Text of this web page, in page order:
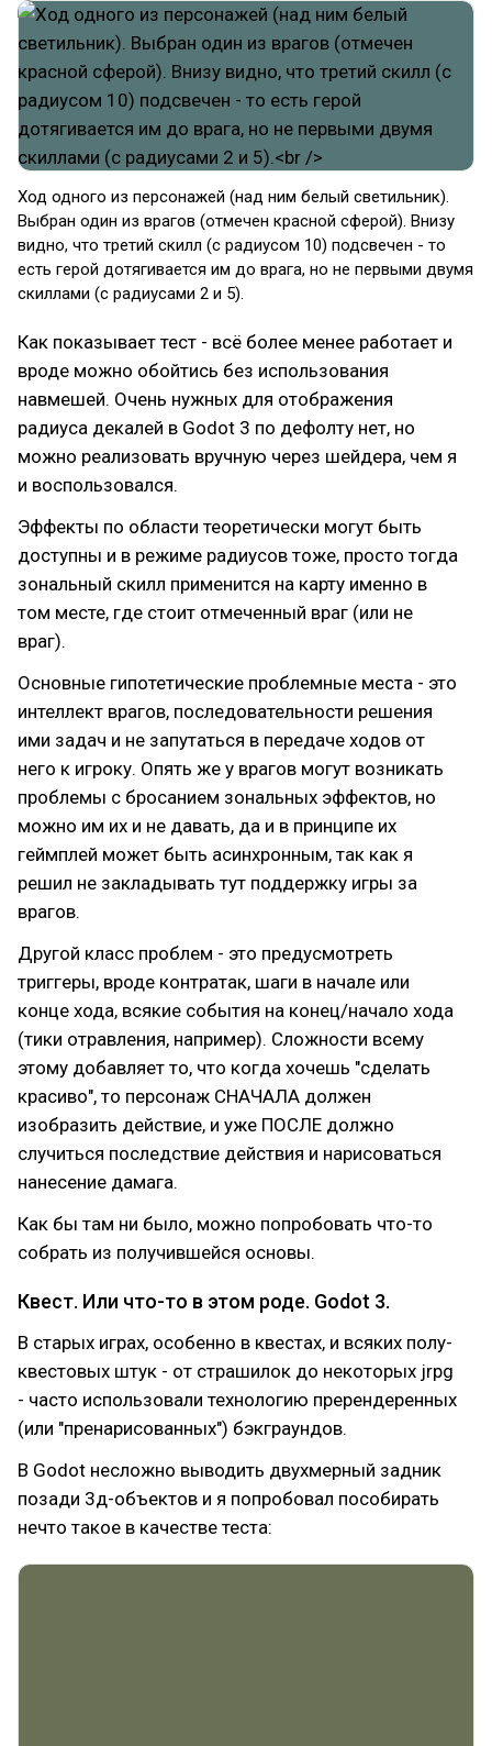
Ход одного из персонажей (над ним белый светильник).
Выбран один из врагов (отмечен красной сферой). Внизу
видно, что третий скилл (с радиусом 10) подсвечен - то
есть герой дотягивается им до врага, но не первыми двумя
скиллами (с радиусами 2 и 5).
Как показывает тест - всё более менее работает и
вроде можно обойтись без использования
навмешей. Очень нужных для отображения
радиуса декалей в Godot 3 по дефолту нет, но
можно реализовать вручную через шейдера, чем я
и воспользовался.
Эффекты по области теоретически могут быть
доступны и в режиме радиусов тоже, просто тогда
зональный скилл применится на карту именно в
том месте, где стоит отмеченный враг (или не
враг).
Основные гипотетические проблемные места - это
интеллект врагов, последовательности решения
ими задач и не запутаться в передаче ходов от
него к игроку. Опять же у врагов могут возникать
проблемы с бросанием зональных эффектов, но
можно им их и не давать, да и в принципе их
геймплей может быть асинхронным, так как я
решил не закладывать тут поддержку игры за
врагов.
Другой класс проблем - это предусмотреть
триггеры, вроде контратак, шаги в начале или
конце хода, всякие события на конец/начало хода
(тики отравления, например). Сложности всему
этому добавляет то, что когда хочешь "сделать
красиво", то персонаж СНАЧАЛА должен
изобразить действие, и уже ПОСЛЕ должно
случиться последствие действия и нарисоваться
нанесение дамага.
Как бы там ни было, можно попробовать что-то
собрать из получившейся основы.
Квест. Или что-то в этом роде. Godot 3.
В старых играх, особенно в квестах, и всяких полу-
квестовых штук - от страшилок до некоторых jrpg
- часто использовали технологию пререндеренных
(или "пренарисованных") бэкграундов.
В Godot несложно выводить двухмерный задник
позади 3д-объектов и я попробовал пособирать
нечто такое в качестве теста: